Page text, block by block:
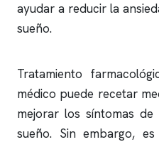
ayudar a reducir la
sueño.
Tratamiento
médico puede recetar
mejorar los síntomas
sueño. Sin embargo,